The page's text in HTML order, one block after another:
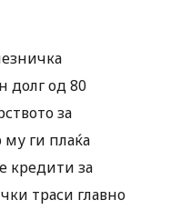
долг од 80
за
му ги плаќа
кредити за
траси главно